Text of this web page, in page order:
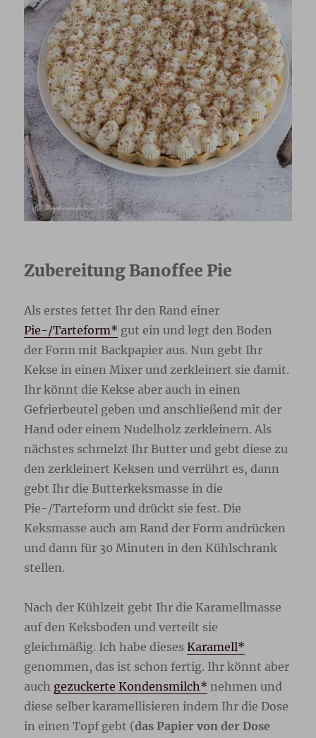
Zubereitung Banoffee Pie
Als erstes fettet Ihr den Rand einer
Pie-/Tarteform* gut ein und legt den Boden
der Form mit Backpapier aus. Nun gebt Ihr
Kekse in einen Mixer und zerkleinert sie damit.
Ihr könnt die Kekse aber auch in einen
Gefrierbeutel geben und anschließend mit der
Hand oder einem Nudelholz zerkleinern. Als
nächstes schmelzt Ihr Butter und gebt diese zu
den zerkleinert Keksen und verrührt es, dann
gebt Ihr die Butterkeksmasse in die
Pie-/Tarteform und drückt sie fest. Die
Keksmasse auch am Rand der Form andrücken
und dann für 30 Minuten in den Kühlschrank
stellen.
Nach der Kühlzeit gebt Ihr die Karamellmasse
auf den Keksboden und verteilt sie
gleichmäßig. Ich habe diesesKaramell*
genommen, das ist schon fertig. Ihr könnt aber
auch gezuckerte Kondensmilch* nehmen und
diese selber karamellisieren indem Ihr die Dose
in einen Topf gebt (das Papier von der Dose